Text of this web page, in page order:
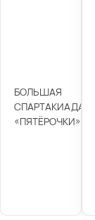
БОЛЬШАЯ
СПАРТАКИАДА
«ПЯТЁРОЧКИ»